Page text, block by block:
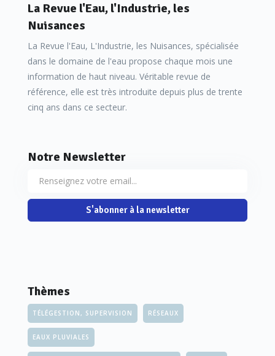
La Revue l'Eau, l'Industrie, les
Nuisances
La Revue l'Eau, L'Industrie, les Nuisances, spécialisée
dans le domaine de l'eau propose chaque mois une
information de haut niveau. Véritable revue de
référence, elle est très introduite depuis plus de trente
cinq ans dans ce secteur.
Notre Newsletter
S'abonner à la newsletter
Thèmes
TÉLÉGESTION, SUPERVISION RÉSEAUX
EAUX PLUVIALES